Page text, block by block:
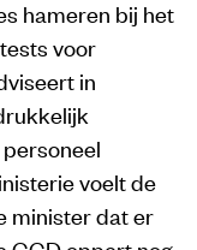
hameren bij het
voor
in
voelt de
minister dat er